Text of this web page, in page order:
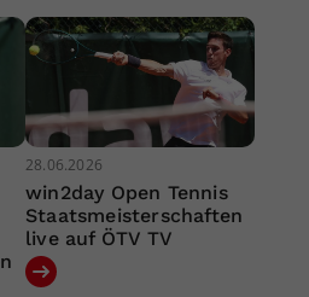
28.06.2026
win2day Open Tennis
Staatsmeisterschaften
live auf ÖTV TV